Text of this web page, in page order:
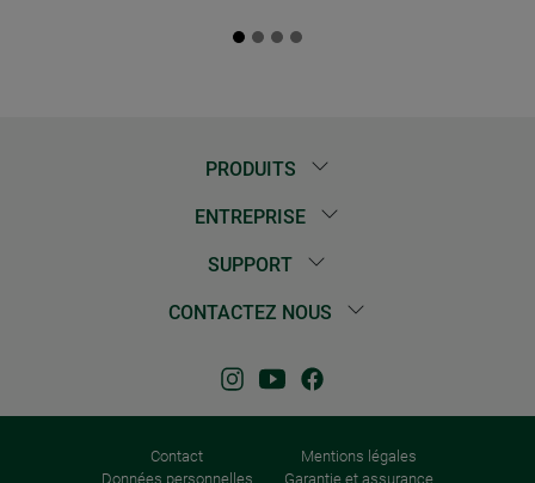
PRODUITS
ENTREPRISE
SUPPORT
CONTACTEZ NOUS
Contact
Mentions légales
Données personnelles
Garantie et assurance